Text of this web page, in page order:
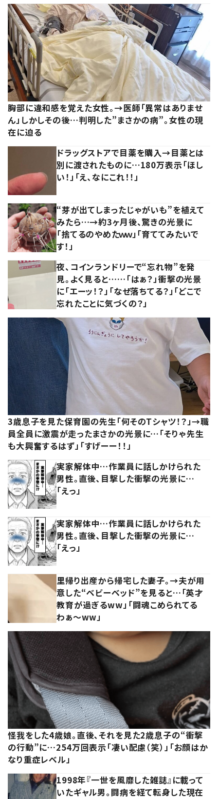
胸部に違和感を覚えた女性。→医師「異常はありませ
ん」しかしその後…判明した”まさかの病”。女性の現
在に迫る
ドラッグストアで目薬を購入→目薬とは
別に渡されたものに…180万表示「ほし
い！」「え、なにこれ！！」
“芽が出てしまったじゃがいも”を植えて
みたら…→約3ヶ月後、驚きの光景に
「捨てるのやめたｗｗ」「育ててみたいで
す！」
夜、コインランドリーで“忘れ物”を発
見。よく見ると……「はぁ？」衝撃の光景
に「エーッ！？」「なぜ落ちてる？」「どこで
忘れたことに気づくの？」
3歳息子を見た保育園の先生「何そのTシャツ！？」→職
員全員に激震が走ったまさかの光景に…「そりゃ先生
も大興奮するはず」「すげーー！！」
実家解体中…作業員に話しかけられた
男性。直後、目撃した衝撃の光景に…
「えっ」
実家解体中…作業員に話しかけられた
男性。直後、目撃した衝撃の光景に…
「えっ」
里帰り出産から帰宅した妻子。→夫が用
意した“ベビーベッド”を見ると…「英才
教育が過ぎるww」「闘魂こめられてる
わぁ～ww」
怪我をした4歳娘。直後、それを見た2歳息子の“衝撃
の行動”に…254万回表示「凄い配慮（笑）」「お顔はか
なり重症レベル」
1998年『一世を風靡した雑誌』に載って
いたギャル男。闘病を経て転身した現在